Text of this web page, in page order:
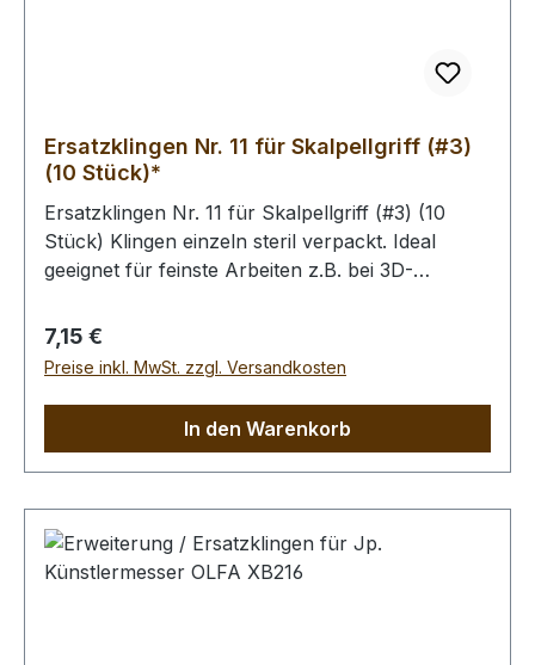
Ersatzklingen Nr. 11 für Skalpellgriff (#3)
(10 Stück)*
Ersatzklingen Nr. 11 für Skalpellgriff (#3) (10
Stück) Klingen einzeln steril verpackt. Ideal
geeignet für feinste Arbeiten z.B. bei 3D-
sauber aus dem Leder zu trennen. Die Klinge Nr.
11 hat eine lange dreieckige Klinge für
aufwändige Schnitte. Sie ist entlang der längsten
Spitze. Bei einer Bestellung von 1 Stück erhalten
Sie 10 einzeln abgepackte Ersatzklingen
Regulärer Preis:
7,15 €
Preise inkl. MwSt. zzgl. Versandkosten
In den Warenkorb